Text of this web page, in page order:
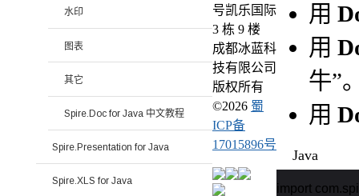
用
用
牛”
用
Java
import
水印
图表
其它
Spire.Doc for Java 中文教程
Spire.Presentation for Java
Spire.XLS for Java
号凯乐国际
3 栋 9 楼
成都冰蓝科
技有限公司
版权所有
©2026 蜀
ICP备
17015896号